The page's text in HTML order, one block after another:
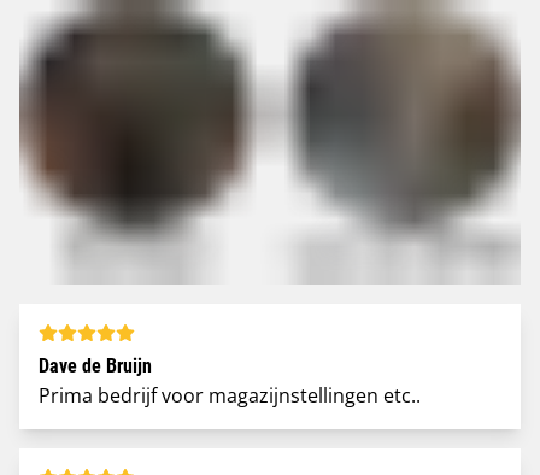
Dave de Bruijn
Prima bedrijf voor magazijnstellingen etc..